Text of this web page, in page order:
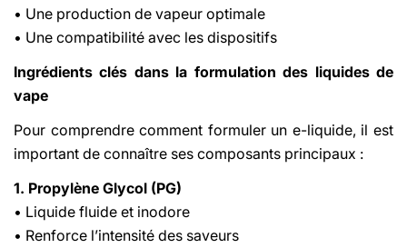
• Une production de vapeur optimale
• Une compatibilité avec les dispositifs
Ingrédients clés dans la formulation des liquides de
vape
Pour comprendre comment formuler un e-liquide, il est
important de connaître ses composants principaux :
1. Propylène Glycol (PG)
• Liquide fluide et inodore
• Renforce l’intensité des saveurs